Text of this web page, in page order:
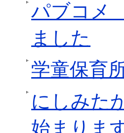
パブコメ
ました
学童保育
にしみた
始まりま